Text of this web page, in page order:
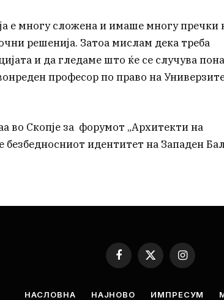
е многу сложена и имаше многу пречки
решенија. Затоа мислам дека треба
и да гледаме што ќе се случува
професор по право на
во Скопје за форумот „Архитекти на
безбедносниот идентитет на Западен
Facebook
X
(Twitter)
Instagram
НАСЛОВНА НАЈНОВО ИМПРЕСУМ